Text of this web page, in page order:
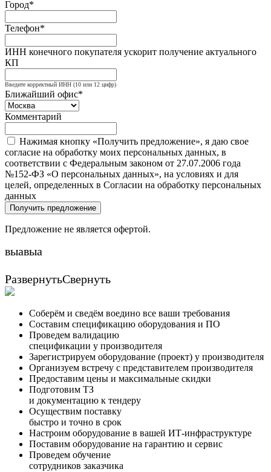
Город*
Телефон*
ИНН конечного покупателя ускорит получение актуального
КП
Введите корректный ИНН (10 или 12 цифр)
Ближайший офис*
Комментарий
Нажимая кнопку «Получить предложение», я даю свое
согласие на обработку моих персональных данных, в
соответствии с Федеральным законом от 27.07.2006 года
№152-ФЗ «О персональных данных», на условиях и для
целей, определенных в Согласии на обработку персональных
данных
Получить предложение
Предложение не является офертой.
выавыа
РазвернутьСвернуть
Соберём и сведём воедино все ваши требования
Составим спецификацию оборудования и ПО
Проведем валидацию
спецификации у производителя
Зарегистрируем оборудование (проект) у производителя
Организуем встречу с представителем производителя
Предоставим цены и максимальные скидки
Подготовим ТЗ
и документацию к тендеру
Осуществим поставку
быстро и точно в срок
Настроим оборудование в вашей ИТ-инфраструктуре
Поставим оборудование на гарантию и сервис
Проведем обучение
сотрудников заказчика